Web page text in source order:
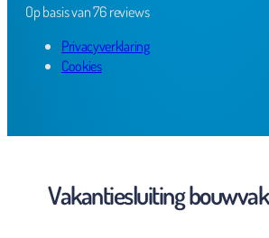
Op basis van 76 reviews
Privacyverklaring
Cookies
Vakantiesluiting bouwvak